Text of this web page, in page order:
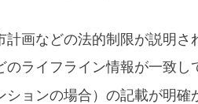
計画などの法的制限が説明さ
のライフライン情報が一致し
ションの場合）の記載が明確